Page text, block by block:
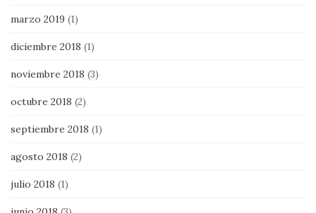
marzo 2019 (1)
diciembre 2018 (1)
noviembre 2018 (3)
octubre 2018 (2)
septiembre 2018 (1)
agosto 2018 (2)
julio 2018 (1)